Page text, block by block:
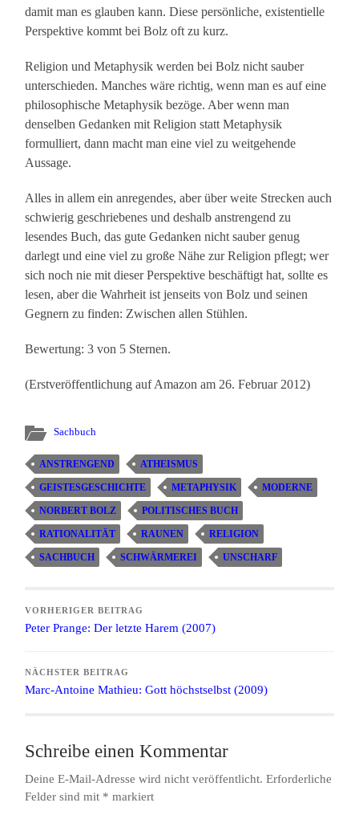
damit man es glauben kann. Diese persönliche, existentielle
Perspektive kommt bei Bolz oft zu kurz.
Religion und Metaphysik werden bei Bolz nicht sauber
unterschieden. Manches wäre richtig, wenn man es auf eine
philosophische Metaphysik bezöge. Aber wenn man
denselben Gedanken mit Religion statt Metaphysik
formulliert, dann macht man eine viel zu weitgehende
Aussage.
Alles in allem ein anregendes, aber über weite Strecken auch
schwierig geschriebenes und deshalb anstrengend zu
lesendes Buch, das gute Gedanken nicht sauber genug
darlegt und eine viel zu große Nähe zur Religion pflegt; wer
sich noch nie mit dieser Perspektive beschäftigt hat, sollte es
lesen, aber die Wahrheit ist jenseits von Bolz und seinen
Gegnern zu finden: Zwischen allen Stühlen.
Bewertung: 3 von 5 Sternen.
(Erstveröffentlichung auf Amazon am 26. Februar 2012)
Sachbuch
ANSTRENGEND ATHEISMUS
GEISTESGESCHICHTE METAPHYSIK MODERNE
NORBERT BOLZ POLITISCHES BUCH
RATIONALITÄT RAUNEN RELIGION
SACHBUCH SCHWÄRMEREI UNSCHARF
VORHERIGER BEITRAG
Peter Prange: Der letzte Harem (2007)
NÄCHSTER BEITRAG
Marc-Antoine Mathieu: Gott höchstselbst (2009)
Schreibe einen Kommentar
Deine E-Mail-Adresse wird nicht veröffentlicht. Erforderliche
Felder sind mit * markiert